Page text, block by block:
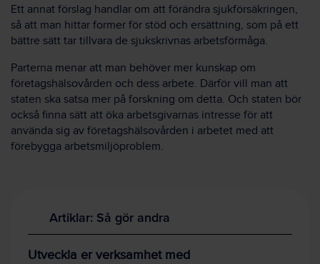
Ett annat förslag handlar om att förändra sjukförsäkringen,
så att man hittar former för stöd och ersättning, som på ett
bättre sätt tar tillvara de sjukskrivnas arbetsförmåga.
Parterna menar att man behöver mer kunskap om
företagshälsovården och dess arbete. Därför vill man att
staten ska satsa mer på forskning om detta. Och staten bör
också finna sätt att öka arbetsgivarnas intresse för att
använda sig av företagshälsovården i arbetet med att
förebygga arbetsmiljöproblem.
Artiklar: Så gör andra
Utveckla er verksamhet med